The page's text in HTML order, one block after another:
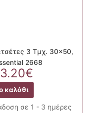
3 Τμχ. 30×50,
2668
€Η
τρέχουσα
τιμή
είναι:
καλάθι
σε 1 - 3 ημέρες